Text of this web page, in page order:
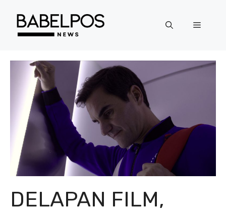
Menu
DELAPAN FILM,